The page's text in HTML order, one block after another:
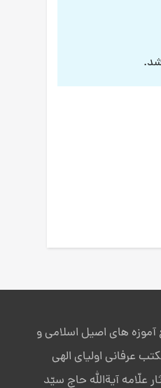
آموزه های اصیل اسلامی و
عرفانی اولیای الهی
علّامه آیةالله حاج سیّد